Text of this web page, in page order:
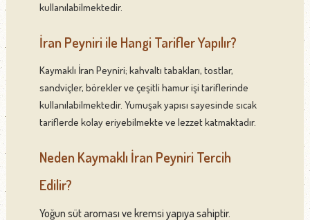
kullanılabilmektedir.
İran Peyniri ile Hangi Tarifler Yapılır?
Kaymaklı İran Peyniri; kahvaltı tabakları, tostlar,
sandviçler, börekler ve çeşitli hamur işi tariflerinde
kullanılabilmektedir. Yumuşak yapısı sayesinde sıcak
tariflerde kolay eriyebilmekte ve lezzet katmaktadır.
Neden Kaymaklı İran Peyniri Tercih
Edilir?
Yoğun süt aroması ve kremsi yapıya sahiptir.